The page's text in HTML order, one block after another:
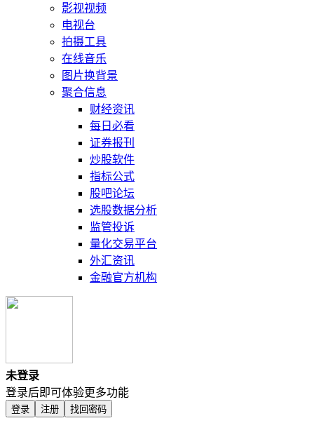
影视视频
电视台
拍摄工具
在线音乐
图片换背景
聚合信息
财经资讯
每日必看
证券报刊
炒股软件
指标公式
股吧论坛
选股数据分析
监管投诉
量化交易平台
外汇资讯
金融官方机构
未登录
登录后即可体验更多功能
登录 注册 找回密码